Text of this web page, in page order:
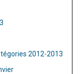
2012-2013